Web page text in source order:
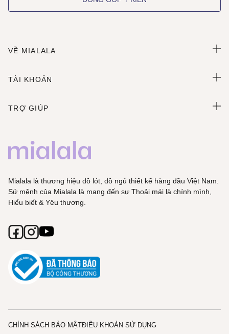
VỀ MIALALA
TÀI KHOẢN
TRỢ GIÚP
Mialala là thương hiệu đồ lót, đồ ngủ thiết kế hàng đầu Việt Nam.
Sứ mệnh của Mialala là mang đến sự Thoải mái là chính mình,
Hiểu biết & Yêu thương.
CHÍNH SÁCH BẢO MẬTĐIỀU KHOẢN SỬ DỤNG